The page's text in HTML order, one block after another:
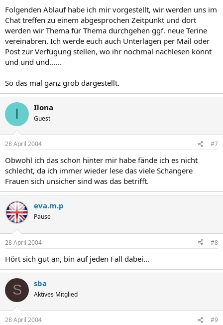
Folgenden Ablauf habe ich mir vorgestellt, wir werden uns im
Chat treffen zu einem abgesprochen Zeitpunkt und dort
werden wir Thema für Thema durchgehen ggf. neue Terine
vereinabren. Ich werde euch auch Unterlagen per Mail oder
Post zur Verfügung stellen, wo ihr nochmal nachlesen könnt
und und und......
So das mal ganz grob dargestellt.
I Ilona
Guest
28 April 2004 #7
Obwohl ich das schon hinter mir habe fände ich es nicht
schlecht, da ich immer wieder lese das viele Schangere
Frauen sich unsicher sind was das betrifft.
eva.m.p
Pause
28 April 2004 #8
Hört sich gut an, bin auf jeden Fall dabei...
S sba
Aktives Mitglied
28 April 2004 #9